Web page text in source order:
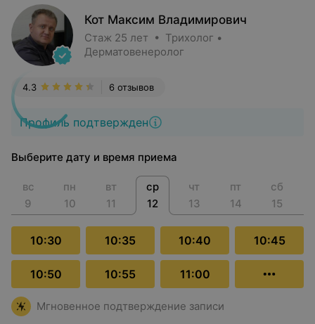
Кот Максим Владимирович
Стаж 25 лет • Трихолог •
Дерматовенеролог
Профиль подтвержден
6 отзывов
4.3
Выберите дату и время приема
вс
9
пн
10
вт
11
ср
12
чт
13
пт
14
сб
15
10:30 10:35 10:40 10:45
10:50 10:55 11:00
Мгновенное подтверждение записи